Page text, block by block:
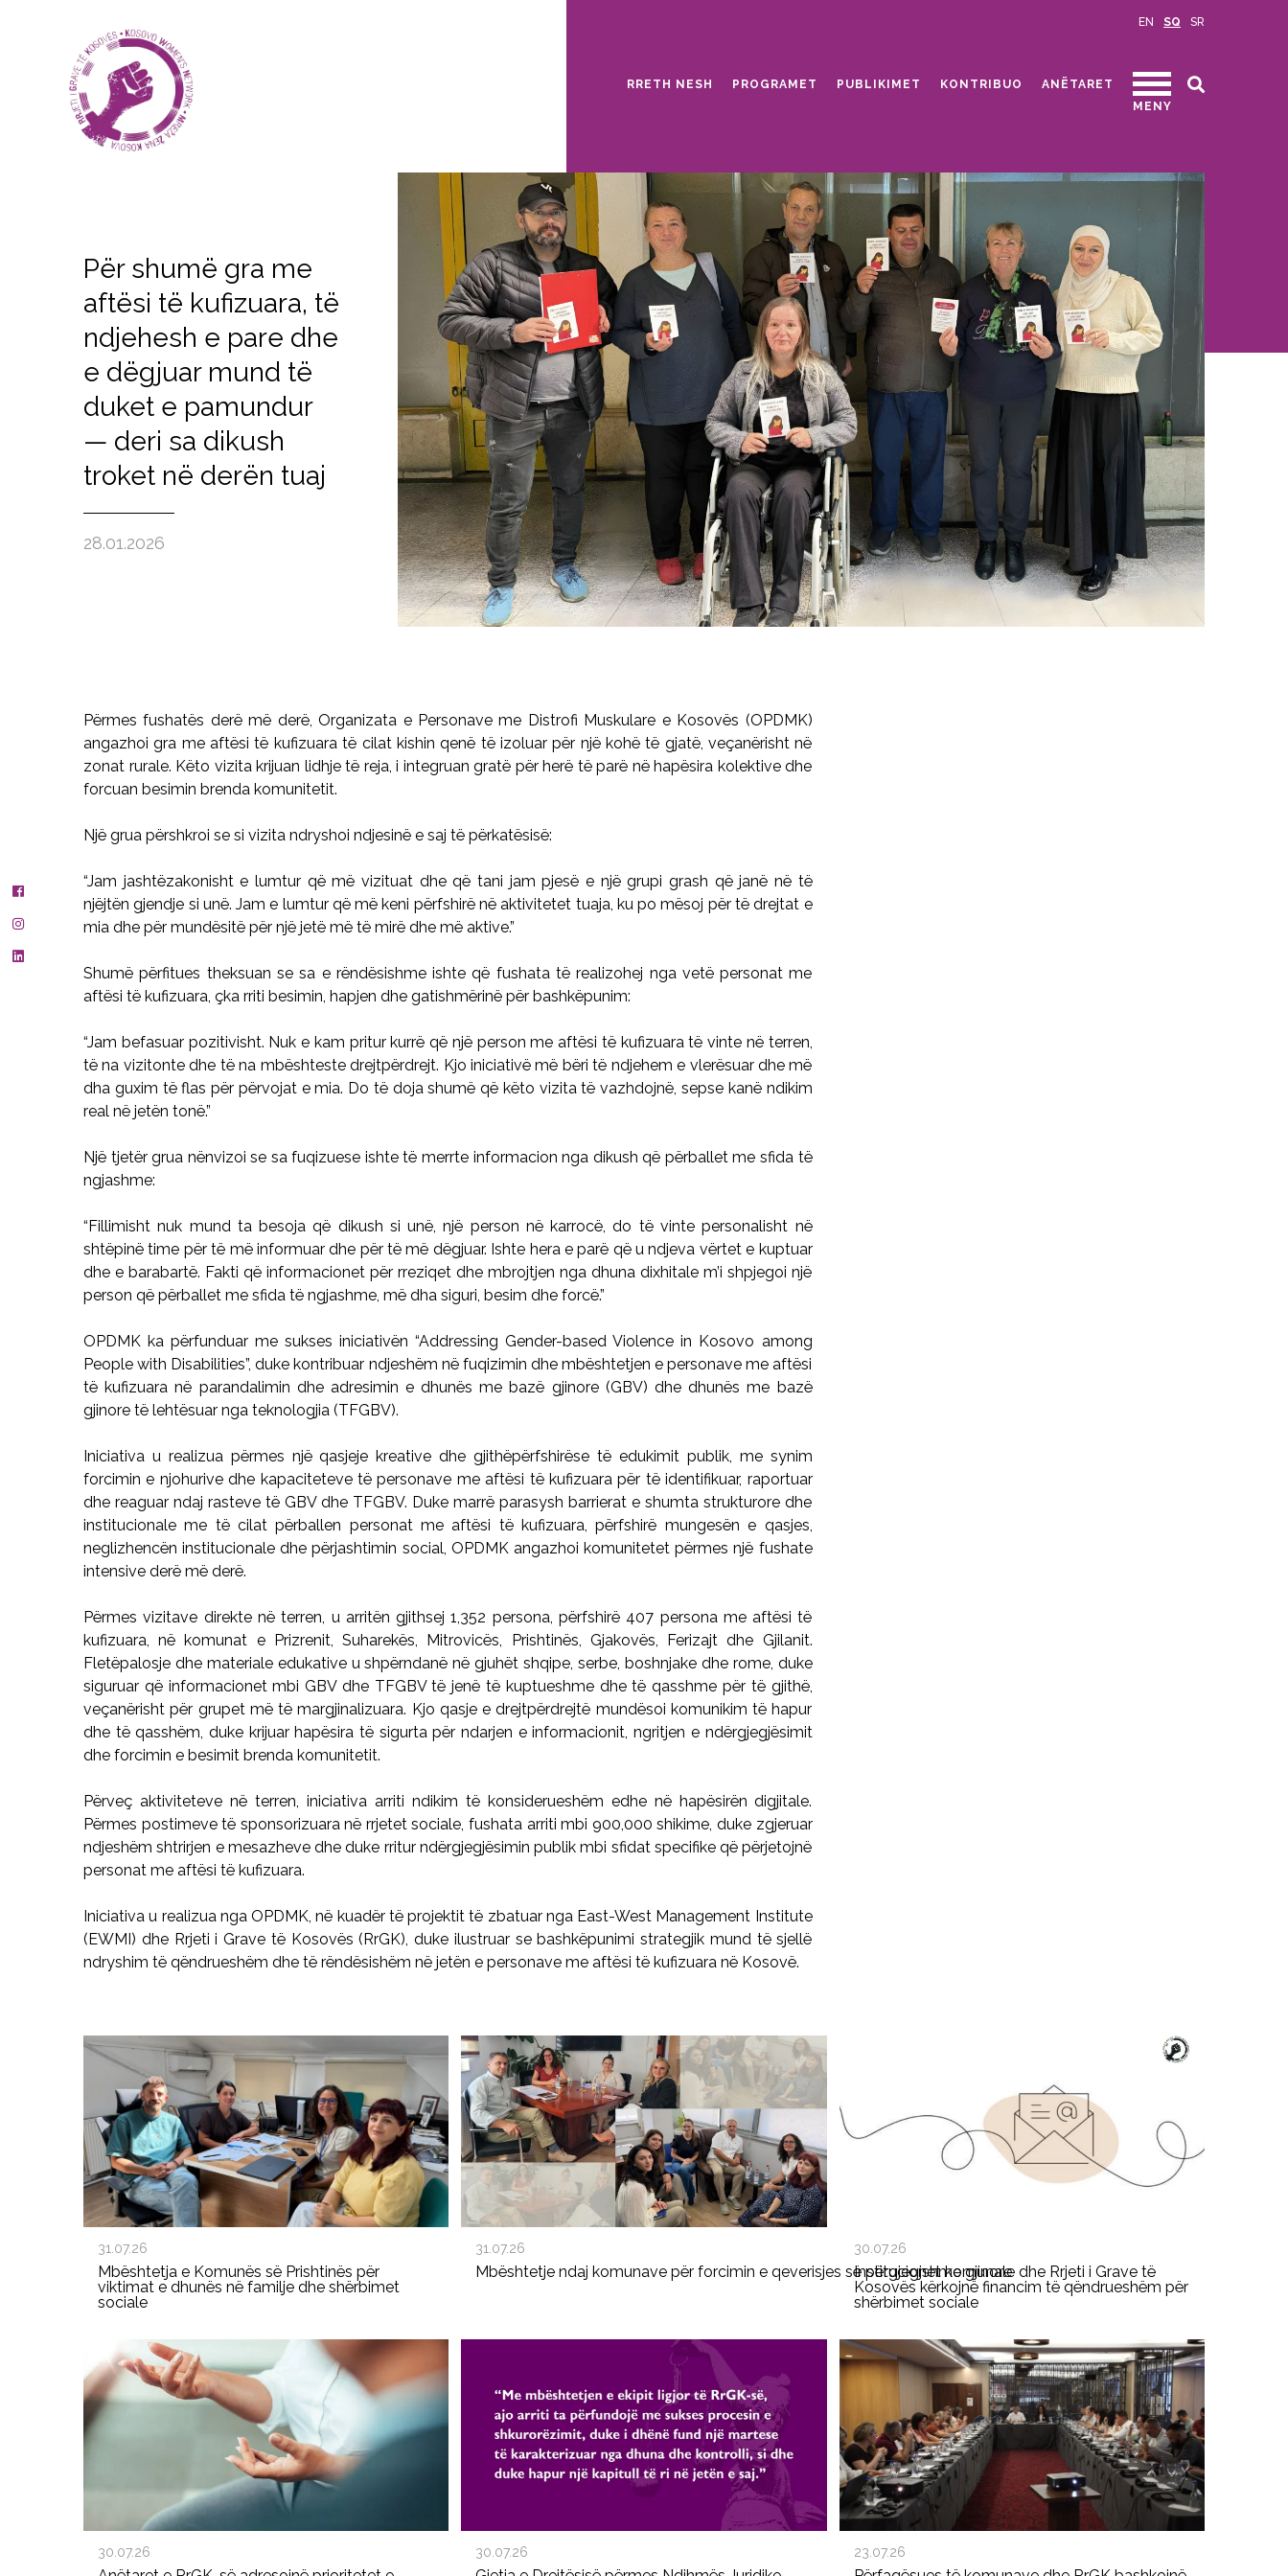
EN SQ SR
RRETH NESH PROGRAMET PUBLIKIMET KONTRIBUO
ANËTARET
MENY
Për shumë gra me
aftësi të kufizuara, të
ndjehesh e pare dhe
e dëgjuar mund të
duket e pamundur
— deri sa dikush
troket në derën tuaj
28.01.2026
Përmes fushatës derë më derë, Organizata e Personave me Distrofi Muskulare e Kosovës (OPDMK)
angazhoi gra me aftësi të kufizuara të cilat kishin qenë të izoluar për një kohë të gjatë, veçanërisht në
zonat rurale. Këto vizita krijuan lidhje të reja, i integruan gratë për herë të parë në hapësira kolektive dhe
forcuan besimin brenda komunitetit.
Një grua përshkroi se si vizita ndryshoi ndjesinë e saj të përkatësisë:
“Jam jashtëzakonisht e lumtur që më vizituat dhe që tani jam pjesë e një grupi grash që janë në të
njëjtën gjendje si unë. Jam e lumtur që më keni përfshirë në aktivitetet tuaja, ku po mësoj për të drejtat e
mia dhe për mundësitë për një jetë më të mirë dhe më aktive.”
Shumë përfitues theksuan se sa e rëndësishme ishte që fushata të realizohej nga vetë personat me
aftësi të kufizuara, çka rriti besimin, hapjen dhe gatishmërinë për bashkëpunim:
“Jam befasuar pozitivisht. Nuk e kam pritur kurrë që një person me aftësi të kufizuara të vinte në terren,
të na vizitonte dhe të na mbështeste drejtpërdrejt. Kjo iniciativë më bëri të ndjehem e vlerësuar dhe më
dha guxim të flas për përvojat e mia. Do të doja shumë që këto vizita të vazhdojnë, sepse kanë ndikim
real në jetën tonë.”
Një tjetër grua nënvizoi se sa fuqizuese ishte të merrte informacion nga dikush që përballet me sfida të
ngjashme:
“Fillimisht nuk mund ta besoja që dikush si unë, një person në karrocë, do të vinte personalisht në
shtëpinë time për të më informuar dhe për të më dëgjuar. Ishte hera e parë që u ndjeva vërtet e kuptuar
dhe e barabartë. Fakti që informacionet për rreziqet dhe mbrojtjen nga dhuna dixhitale m’i shpjegoi një
person që përballet me sfida të ngjashme, më dha siguri, besim dhe forcë.”
OPDMK ka përfunduar me sukses iniciativën “Addressing Gender-based Violence in Kosovo among
People with Disabilities”, duke kontribuar ndjeshëm në fuqizimin dhe mbështetjen e personave me aftësi
të kufizuara në parandalimin dhe adresimin e dhunës me bazë gjinore (GBV) dhe dhunës me bazë
gjinore të lehtësuar nga teknologjia (TFGBV).
Iniciativa u realizua përmes një qasjeje kreative dhe gjithëpërfshirëse të edukimit publik, me synim
forcimin e njohurive dhe kapaciteteve të personave me aftësi të kufizuara për të identifikuar, raportuar
dhe reaguar ndaj rasteve të GBV dhe TFGBV. Duke marrë parasysh barrierat e shumta strukturore dhe
institucionale me të cilat përballen personat me aftësi të kufizuara, përfshirë mungesën e qasjes,
neglizhencën institucionale dhe përjashtimin social, OPDMK angazhoi komunitetet përmes një fushate
intensive derë më derë.
Përmes vizitave direkte në terren, u arritën gjithsej 1,352 persona, përfshirë 407 persona me aftësi të
kufizuara, në komunat e Prizrenit, Suharekës, Mitrovicës, Prishtinës, Gjakovës, Ferizajt dhe Gjilanit.
Fletëpalosje dhe materiale edukative u shpërndanë në gjuhët shqipe, serbe, boshnjake dhe rome, duke
siguruar që informacionet mbi GBV dhe TFGBV të jenë të kuptueshme dhe të qasshme për të gjithë,
veçanërisht për grupet më të margjinalizuara. Kjo qasje e drejtpërdrejtë mundësoi komunikim të hapur
dhe të qasshëm, duke krijuar hapësira të sigurta për ndarjen e informacionit, ngritjen e ndërgjegjësimit
dhe forcimin e besimit brenda komunitetit.
Përveç aktiviteteve në terren, iniciativa arriti ndikim të konsiderueshëm edhe në hapësirën digjitale.
Përmes postimeve të sponsorizuara në rrjetet sociale, fushata arriti mbi 900,000 shikime, duke zgjeruar
ndjeshëm shtrirjen e mesazheve dhe duke rritur ndërgjegjësimin publik mbi sfidat specifike që përjetojnë
personat me aftësi të kufizuara.
Iniciativa u realizua nga OPDMK, në kuadër të projektit të zbatuar nga East-West Management Institute
(EWMI) dhe Rrjeti i Grave të Kosovës (RrGK), duke ilustruar se bashkëpunimi strategjik mund të sjellë
ndryshim të qëndrueshëm dhe të rëndësishëm në jetën e personave me aftësi të kufizuara në Kosovë.
31.07.26
Mbështetja e Komunës së Prishtinës për
viktimat e dhunës në familje dhe shërbimet
sociale
31.07.26
Mbështetje ndaj komunave për forcimin e qeverisjes së përgjegjshme gjinore
30.07.26
Institucionet komunale dhe Rrjeti i Grave të
Kosovës kërkojnë financim të qëndrueshëm për
shërbimet sociale
30.07.26 30.07.26 23.07.26